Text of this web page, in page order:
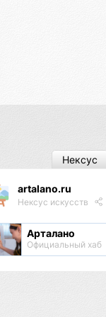
artalano.ru
Нексус искусств
Арталано
Официальный хаб
Нексус